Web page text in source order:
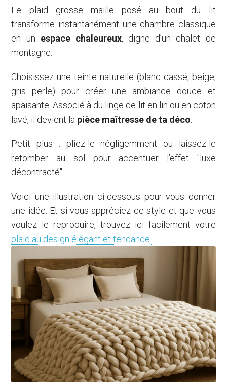
Le plaid grosse maille posé au bout du lit
transforme instantanément une chambre classique
en un espace chaleureux, digne d’un chalet de
montagne.
Choisissez une teinte naturelle (blanc cassé, beige,
gris perle) pour créer une ambiance douce et
apaisante. Associé à du linge de lit en lin ou en coton
lavé, il devient la pièce maîtresse de ta déco
Petit plus : pliez-le négligemment ou laissez-le
retomber au sol pour accentuer l’effet "luxe
décontracté".
Voici une illustration ci-dessous pour vous donner
une idée. Et si vous appréciez ce style et que vous
voulez le reproduire, trouvez ici facilement votre
plaid au design élégant et tendance.